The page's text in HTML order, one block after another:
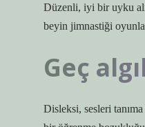
Düzenli, iyi bir uyku
beyin jimnastiği
Geç
Disleksi, sesleri